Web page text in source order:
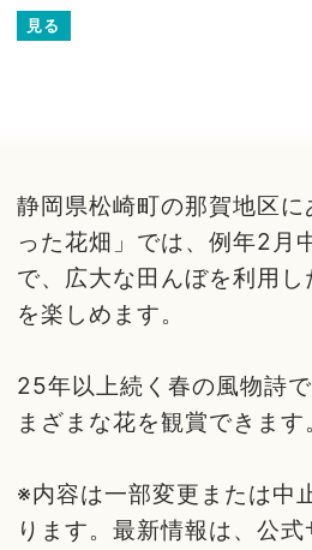
見る
静岡県松崎町の那賀地区
った花畑」では、例年2月
で、広大な田んぼを利用
を楽しめます。
25年以上続く春の風物詩
まざまな花を観賞できます
※内容は一部変更または中
ります。最新情報は、公